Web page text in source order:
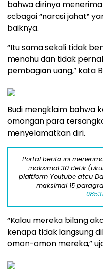
bahwa dirinya
sebagai “narasi jahat”
baiknya.
“Itu sama sekali tidak
menahu dan tidak
pembagian uang,” kata
Budi mengklaim bahwa
omongan para
menyelamatkan diri.
Portal berita ini
maksimal 30 detik
plaftform Youtube atau
maksimal 15
“Kalau mereka bilang
kenapa tidak langsung
omon-omon mereka,”